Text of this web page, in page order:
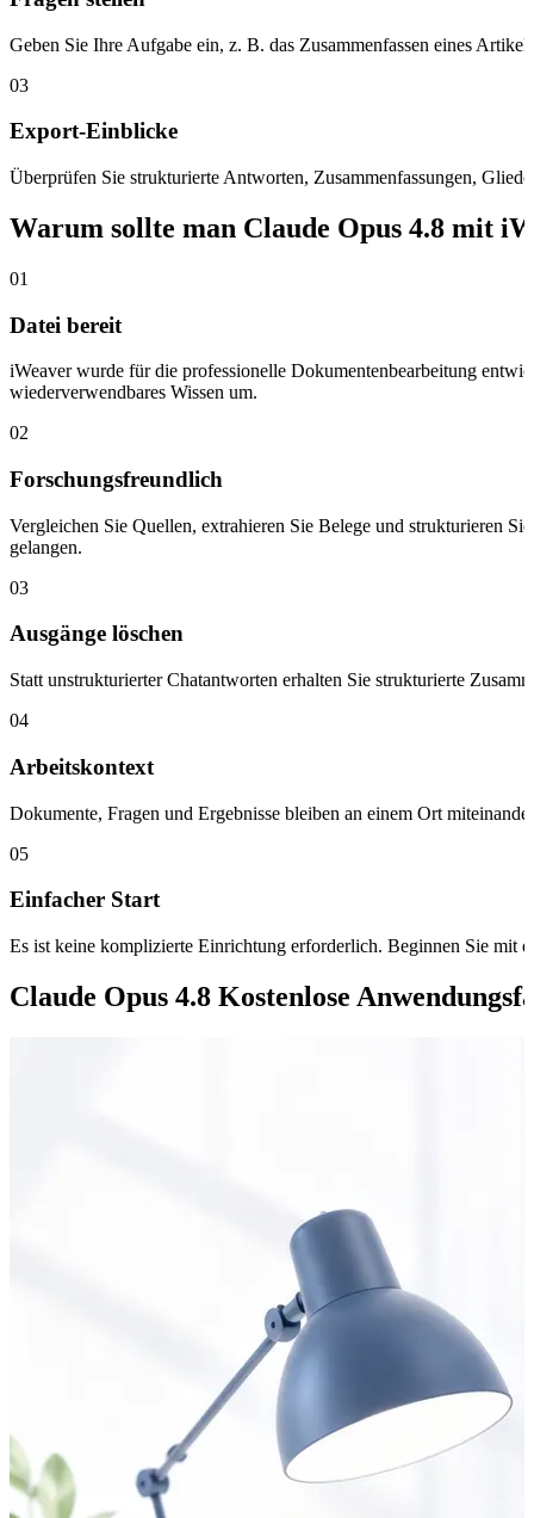
Geben Sie Ihre Aufgabe ein, z. B. das Zusammenfassen eines
03
Export-Einblicke
Überprüfen Sie strukturierte Antworten, Zusammenfassungen,
Warum sollte man Claude Opus 4.8 mit
01
Datei bereit
iWeaver wurde für die professionelle Dokumentenbearbeitung
wiederverwendbares Wissen um.
02
Forschungsfreundlich
Vergleichen Sie Quellen, extrahieren Sie Belege und strukturieren
gelangen.
03
Ausgänge löschen
Statt unstrukturierter Chatantworten erhalten Sie strukturierte
04
Arbeitskontext
Dokumente, Fragen und Ergebnisse bleiben an einem Ort
05
Einfacher Start
Es ist keine komplizierte Einrichtung erforderlich. Beginnen Sie mit
Claude Opus 4.8 Kostenlose